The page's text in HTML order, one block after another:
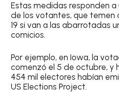
Estas medidas responden
de los votantes, que temen
19 si van a las abarrotadas
comicios.
Por ejemplo, en Iowa, la
comenzó el 5 de octubre, y
454 mil electores habían
US Elections Project.